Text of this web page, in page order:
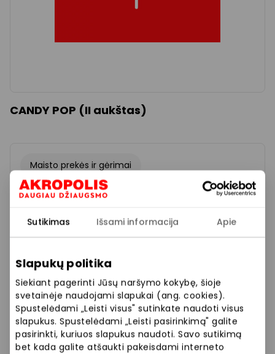
Sutikimas Išsami informacija Apie
Slapukų politika
Siekiant pagerinti Jūsų naršymo kokybę, šioje
svetainėje naudojami slapukai (ang. cookies).
Spustelėdami „Leisti visus" sutinkate naudoti visus
slapukus. Spustelėdami „Leisti pasirinkimą" galite
pasirinkti, kuriuos slapukus naudoti. Savo sutikimą
bet kada galite atšaukti pakeisdami interneto
CANDY POP (II aukštas)
Maisto prekės ir gėrimai